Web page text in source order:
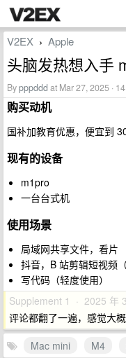
V2EX › Apple
头脑发热想入手
Bypppddd at Mar 27, 2025 ·
购买动机
国补加教育优惠，便宜到
现有的设备
m1pro
一台台式机
使用场景
局域网共享文件，看片
抖音，B 站剪辑短视频
写代码（轻度使用）
Supplement 1 · 2025 年
评论都翻了一遍，感觉大
Mac mini
M4